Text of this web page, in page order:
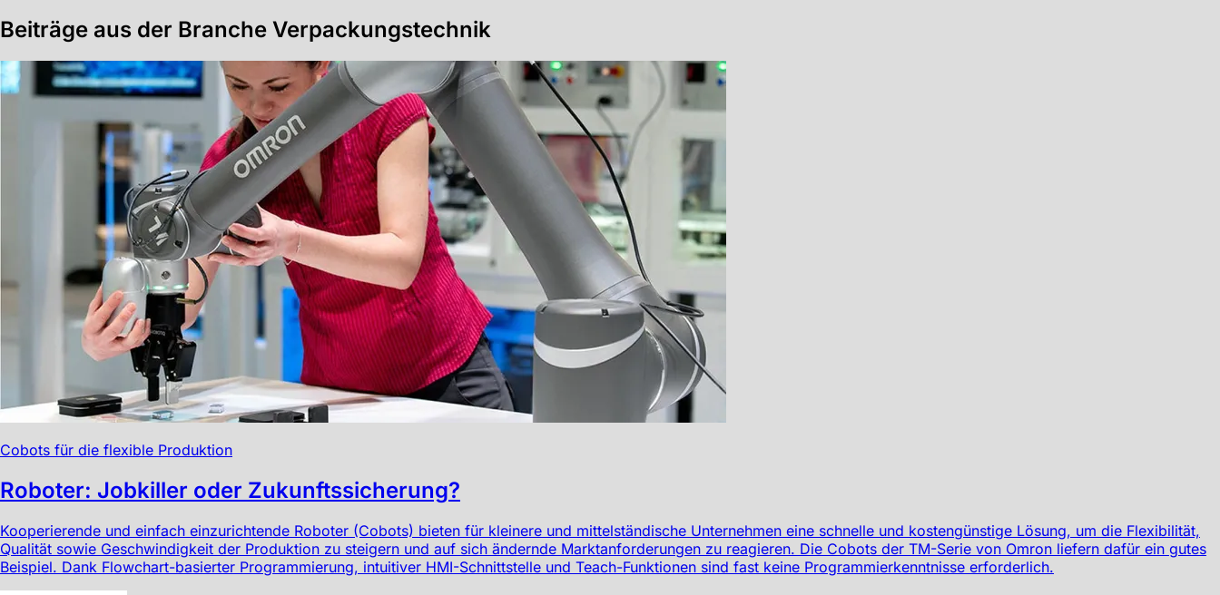
Beiträge aus der Branche Verpackungstechnik
Cobots für die flexible Produktion
Roboter: Jobkiller oder Zukunftssicherung?
Kooperierende und einfach einzurichtende Roboter (Cobots) bieten für kleinere und mittelständische Unternehmen eine schnelle und kostengünstige Lösung, um die Flexibilität,
Qualität sowie Geschwindigkeit der Produktion zu steigern und auf sich ändernde Marktanforderungen zu reagieren. Die Cobots der TM-Serie von Omron liefern dafür ein gutes
Beispiel. Dank Flowchart-basierter Programmierung, intuitiver HMI-Schnittstelle und Teach-Funktionen sind fast keine Programmierkenntnisse erforderlich.